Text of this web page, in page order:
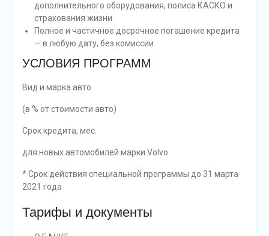
дополнительного оборудования, полиса КАСКО и
страхования жизни
Полное и частичное досрочное погашение кредита
— в любую дату, без комиссии
УСЛОВИЯ ПРОГРАММ
Вид и марка авто
(в % от стоимости авто)
Срок кредита, мес.
для новых автомобилей марки Volvo
* Срок действия специальной программы до 31 марта
2021 года
Тарифы и документы